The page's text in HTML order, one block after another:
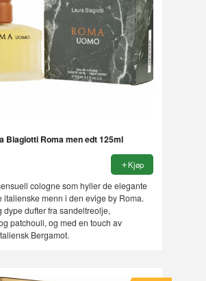
Biagiotti Roma men edt 125ml
Kjøp
cologne som hyller de elegante
italienske menn i den evige by Roma.
dype dufter fra sandeltreolje,
patchouli, og med en touch av
Bergamot.